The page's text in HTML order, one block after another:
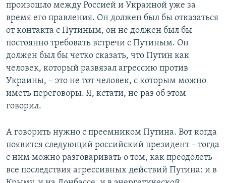
произошло между Россией и Украиной уже за
время его правления. Он должен был бы отказаться
от контакта с Путиным, он не должен был бы
постоянно требовать встречи с Путиным. Он
должен был бы четко сказать, что Путин как
человек, который развязал агрессию против
Украины, – это не тот человек, с которым можно
иметь переговоры. Я, кстати, не раз об этом
говорил.
А говорить нужно с преемником Путина. Вот когда
появится следующий российский президент – тогда
с ним можно разговаривать о том, как преодолеть
все последствия агрессивных действий Путина: и в